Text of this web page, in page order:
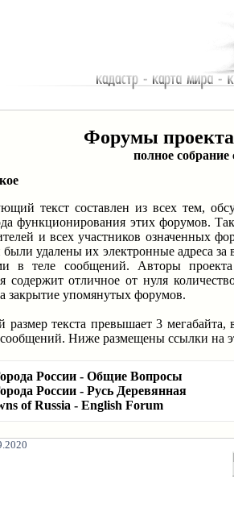
Форумы
полное собрание
текст составлен из всех тем,
функционирования этих форумов.
и всех участников означенных
удалены их электронные адреса за
в теле сообщений. Авторы
содержит отличное от нуля
закрытие упомянутых форумов.
текста превышает 3 мегабайта,
Ниже размещены ссылки на
России - Общие Вопросы
России - Русь Деревянная
of Russia - English Forum